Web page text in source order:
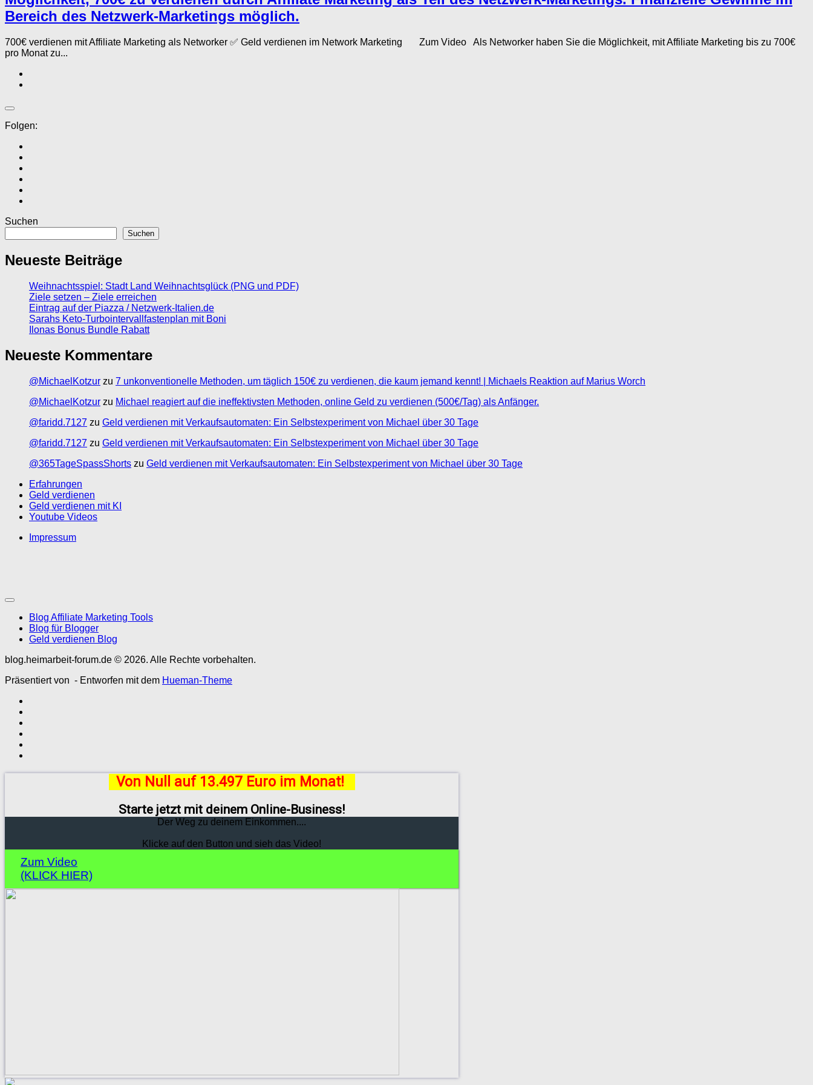
Bereich des Netzwerk-Marketings möglich.
700€ verdienen mit Affiliate Marketing als Networker ✅ Geld verdienen im Network Marketing Zum Video Als Networker haben Sie die Möglichkeit, mit Affiliate Marketing bis zu 700€
pro Monat zu...
Folgen:
Suchen
Suchen
Neueste Beiträge
Weihnachtsspiel: Stadt Land Weihnachtsglück (PNG und PDF)
Ziele setzen – Ziele erreichen
Eintrag auf der Piazza / Netzwerk-Italien.de
Sarahs Keto-Turbointervallfastenplan mit Boni
Ilonas Bonus Bundle Rabatt
Neueste Kommentare
@MichaelKotzur zu 7 unkonventionelle Methoden, um täglich 150€ zu verdienen, die kaum jemand kennt! | Michaels Reaktion auf Marius Worch
@MichaelKotzur zu Michael reagiert auf die ineffektivsten Methoden, online Geld zu verdienen (500€/Tag) als Anfänger.
@faridd.7127 zu Geld verdienen mit Verkaufsautomaten: Ein Selbstexperiment von Michael über 30 Tage
@faridd.7127 zu Geld verdienen mit Verkaufsautomaten: Ein Selbstexperiment von Michael über 30 Tage
@365TageSpassShorts zu Geld verdienen mit Verkaufsautomaten: Ein Selbstexperiment von Michael über 30 Tage
Erfahrungen
Geld verdienen
Geld verdienen mit KI
Youtube Videos
Impressum
Blog Affiliate Marketing Tools
Blog für Blogger
Geld verdienen Blog
blog.heimarbeit-forum.de © 2026. Alle Rechte vorbehalten.
Präsentiert von - Entworfen mit dem Hueman-Theme
Von Null auf 13.497 Euro im Monat!
Starte jetzt mit deinem Online-Business!
Der Weg zu deinem Einkommen....
Klicke auf den Button und sieh das Video!
Zum Video
(KLICK HIER)